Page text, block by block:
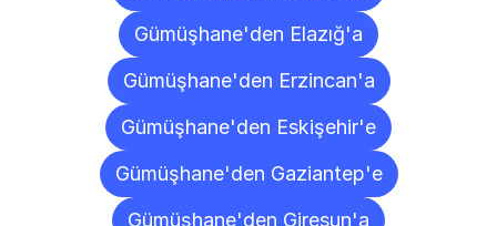
Gümüşhane'den Elazığ'a
Gümüşhane'den Erzincan'a
Gümüşhane'den Eskişehir'e
Gümüşhane'den Gaziantep'e
Gümüşhane'den Giresun'a